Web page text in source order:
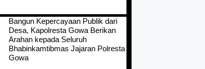
Bangun Kepercayaan Publik dari
Desa, Kapolresta Gowa Berikan
Arahan kepada Seluruh
Bhabinkamtibmas Jajaran Polresta
Gowa